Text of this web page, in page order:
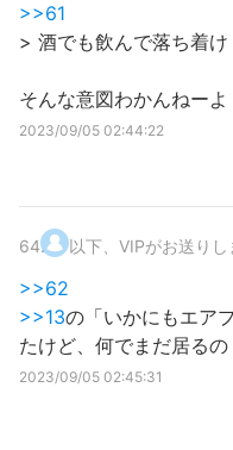
>>61
> 酒でも飲んで落ち着け
そんな意図わかんねーよ
2023/09/05 02:44:22
64. 以下、VIPがお送りし
>>62
>>13の「いかにもエア
たけど、何でまだ居るの
2023/09/05 02:45:31